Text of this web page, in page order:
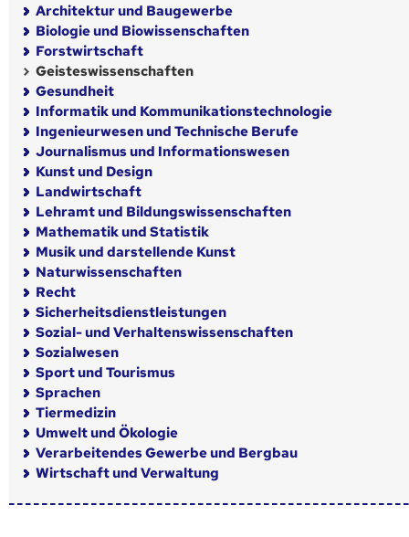
Architektur und Baugewerbe
Biologie und Biowissenschaften
Forstwirtschaft
Geisteswissenschaften
Gesundheit
Informatik und Kommunikationstechnologie
Ingenieurwesen und Technische Berufe
Journalismus und Informationswesen
Kunst und Design
Landwirtschaft
Lehramt und Bildungswissenschaften
Mathematik und Statistik
Musik und darstellende Kunst
Naturwissenschaften
Recht
Sicherheitsdienstleistungen
Sozial- und Verhaltenswissenschaften
Sozialwesen
Sport und Tourismus
Sprachen
Tiermedizin
Umwelt und Ökologie
Verarbeitendes Gewerbe und Bergbau
Wirtschaft und Verwaltung